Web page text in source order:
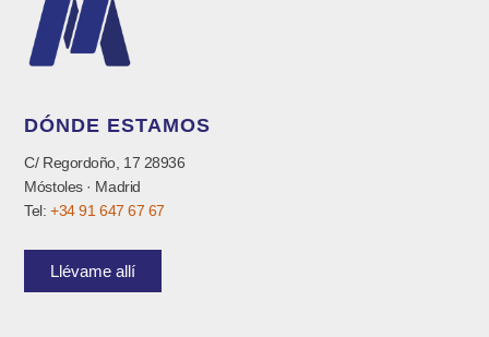
DÓNDE ESTAMOS
C/ Regordoño, 17 28936
Móstoles · Madrid
Tel:+34 91 647 67 67
Llévame allí